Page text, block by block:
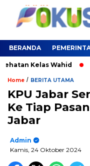
BERANDA
Kelas Wahid PLN
Home / BERITA UTAMA
KPU Jabar
Ke Tiap
Jabar
Admin
Kamis, 24 Oktober 2024